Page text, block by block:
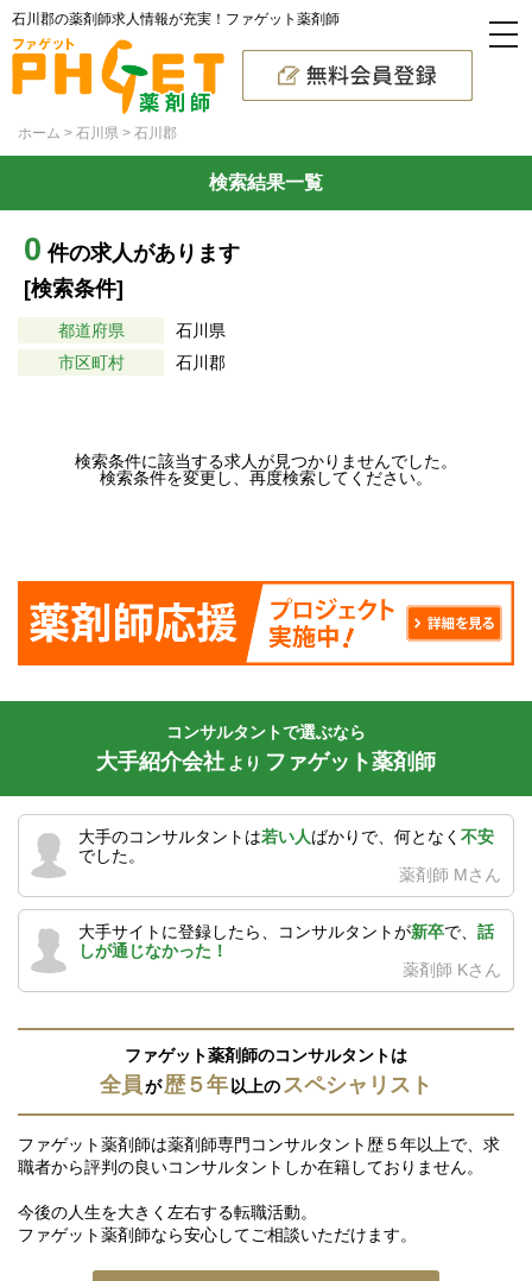
石川郡の薬剤師求人情報が充実！ファゲット薬剤師
ホーム 石川県 石川郡
検索結果一覧
0 件の求人があります
[検索条件]
都道府県
石川県
市区町村
石川郡
検索条件に該当する求人が見つかりませんでした。
検索条件を変更し、再度検索してください。
コンサルタントで選ぶなら
大手紹介会社 より ファゲット薬剤師
大手のコンサルタントは若い人ばかりで、何となく 不安
でした。
薬剤師 Mさん
大手サイトに登録したら、コンサルタントが新卒で、 話
しが通じなかった！
薬剤師 Kさん
ファゲット薬剤師のコンサルタントは
全員が歴５年 以上の スペシャリスト
ファゲット薬剤師は薬剤師専門コンサルタント歴５年以上で、求
職者から評判の良いコンサルタントしか在籍しておりません。
今後の人生を大きく左右する転職活動。
ファゲット薬剤師なら安心してご相談いただけます。